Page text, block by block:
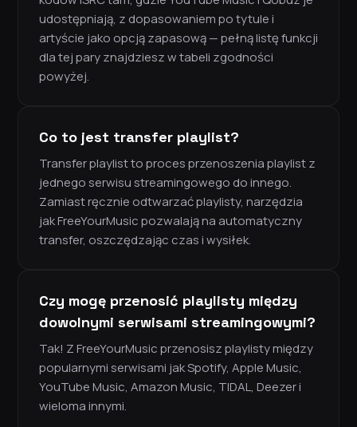
udostępniają, z dopasowaniem po tytule i
artyście jako opcją zapasową — pełną listę funkcji
dla tej pary znajdziesz w tabeli zgodności
powyżej.
Co to jest transfer playlist?
Transfer playlist to proces przenoszenia playlist z
jednego serwisu streamingowego do innego.
Zamiast ręcznie odtwarzać playlisty, narzędzia
jak FreeYourMusic pozwalają na automatyczny
transfer, oszczędzając czas i wysiłek.
Czy mogę przenosić playlisty między
dowolnymi serwisami streamingowymi?
Tak! Z FreeYourMusic przenosisz playlisty między
popularnymi serwisami jak Spotify, Apple Music,
YouTube Music, Amazon Music, TIDAL, Deezer i
wieloma innymi.